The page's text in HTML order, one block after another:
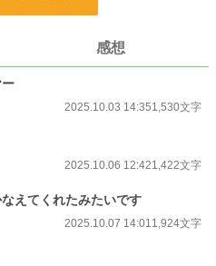
リアは目の前にいる８歳のお見合い相手
ンドリュー殿下だとわかるのだった！
対に、突然号泣する少女にドン引きする
ュー殿下を守り抜くことができるのか？
タートだったものの、
かれていく。
として惹かれていくが、
感想
2025.10.03 14:351,530文字
2025.10.06 12:421,422文字
えてくれたみたいです
2025.10.07 14:011,924文字